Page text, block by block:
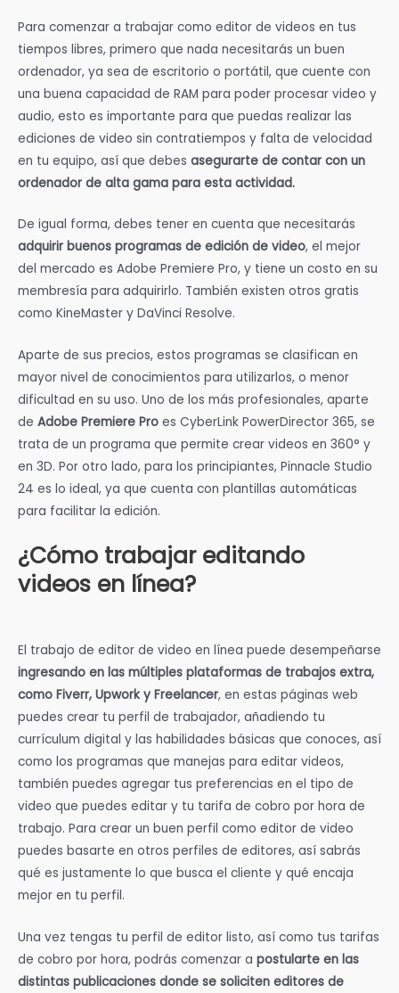
Para comenzar a trabajar como editor de videos en tus
tiempos libres, primero que nada necesitarás un buen
ordenador, ya sea de escritorio o portátil, que cuente con
una buena capacidad de RAM para poder procesar video y
audio, esto es importante para que puedas realizar las
ediciones de video sin contratiempos y falta de velocidad
en tu equipo, así que debes asegurarte de contar con un
ordenador de alta gama para esta actividad.
De igual forma, debes tener en cuenta que necesitarás
adquirir buenos programas de edición de video, el mejor
del mercado es Adobe Premiere Pro, y tiene un costo en su
membresía para adquirirlo. También existen otros gratis
como KineMaster y DaVinci Resolve.
Aparte de sus precios, estos programas se clasifican en
mayor nivel de conocimientos para utilizarlos, o menor
dificultad en su uso. Uno de los más profesionales, aparte
de Adobe Premiere Pro es CyberLink PowerDirector 365, se
trata de un programa que permite crear videos en 360° y
en 3D. Por otro lado, para los principiantes, Pinnacle Studio
24 es lo ideal, ya que cuenta con plantillas automáticas
para facilitar la edición.
¿Cómo trabajar editando
videos en línea?
El trabajo de editor de video en línea puede desempeñarse
ingresando en las múltiples plataformas de trabajos extra,
como Fiverr, Upwork y Freelancer, en estas páginas web
puedes crear tu perfil de trabajador, añadiendo tu
currículum digital y las habilidades básicas que conoces, así
como los programas que manejas para editar videos,
también puedes agregar tus preferencias en el tipo de
video que puedes editar y tu tarifa de cobro por hora de
trabajo. Para crear un buen perfil como editor de video
puedes basarte en otros perfiles de editores, así sabrás
qué es justamente lo que busca el cliente y qué encaja
mejor en tu perfil.
Una vez tengas tu perfil de editor listo, así como tus tarifas
de cobro por hora, podrás comenzar a postularte en las
distintas publicaciones donde se soliciten editores de